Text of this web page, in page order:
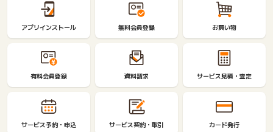
アプリインストール 無料会員登録 お買い物
有料会員登録 資料請求 サービス見積・査定
サービス予約・申込 サービス契約・取引 カード発行